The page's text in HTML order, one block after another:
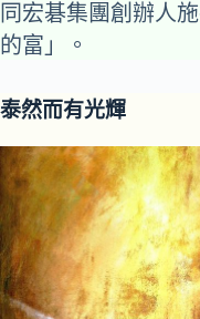
同宏碁集團創辦人
的富」。
泰然而有光輝